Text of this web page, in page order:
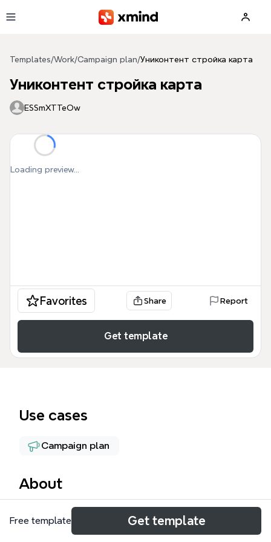
Templates/Work/Campaign plan/Униконтент стройка карта
Униконтент стройка карта
ESSmXTTeOw
Loading preview...
Favorites Share Report
Get template
Use cases
Campaign plan
About
Униконтент стройка карта — это
профессиональный инструмент для
Free template Get template